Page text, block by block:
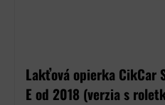
Lakťová opierka CikCar
E od 2018 (verzia s